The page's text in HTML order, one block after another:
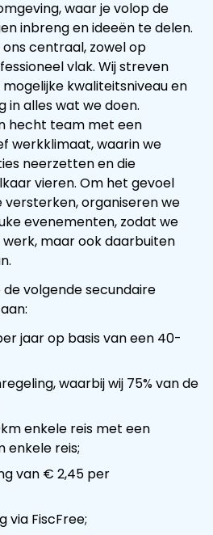
waar je volop de
inbreng en ideeën te delen.
centraal, zowel op
vlak. Wij streven
kwaliteitsniveau en
in alles wat we doen.
hecht team met een
werkklimaat, waarin we
neerzetten en die
vieren. Om het gevoel
organiseren we
evenementen, zodat we
maar ook daarbuiten
volgende secundaire
jaar op basis van een 40-
waarbij wij 75% van de
enkele reis met een
enkele reis;
van € 2,45 per
via FiscFree;